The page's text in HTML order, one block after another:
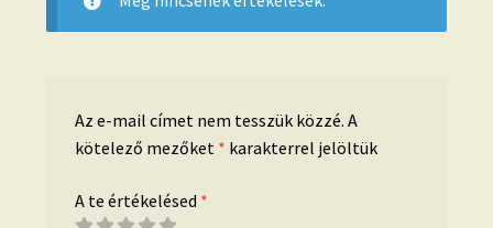
Az e-mail címet nem tesszük közzé. A
kötelező mezőket * karakterrel jelöltük
A te értékelésed *